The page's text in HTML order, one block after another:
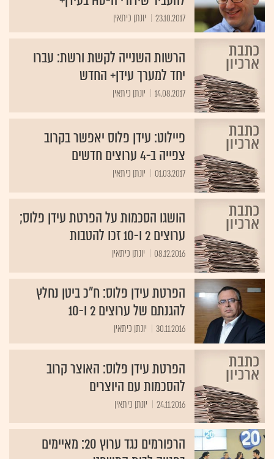
23.10.2017 יונתן כיתאין
הרשות השנייה לקשת ורשת: עברו
יחד למערך עידן+ החדש
14.08.2017 יונתן כיתאין
פיילוט: עידן פלוס יאפשר בקרוב
צפייה ב-4 ערוצים חדשים
01.03.2017 יונתן כיתאין
הושגו הסכמות על הפרטת עידן פלוס;
ערוצים 2 ו-10 זכו להטבות
08.12.2016 יונתן כיתאין
הפרטת עידן פלוס: ח"כ ביטן נחלץ
להגנתם של ערוצים 2 ו-10
30.11.2016 יונתן כיתאין
הפרטת עידן פלוס: האוצר קרוב
להסכמות עם היוצרים
24.11.2016 יונתן כיתאין
הרפורמים נגד ערוץ 20: מאיימים